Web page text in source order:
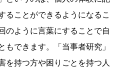
ることができるようになるこ
のように言葉にすることで自
もできます。「当事者研究」
を持つ方や困りごとを持つ人